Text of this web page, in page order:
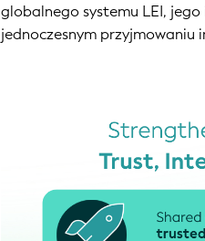
globalnego systemu LEI,
jednoczesnym przyjmowaniu